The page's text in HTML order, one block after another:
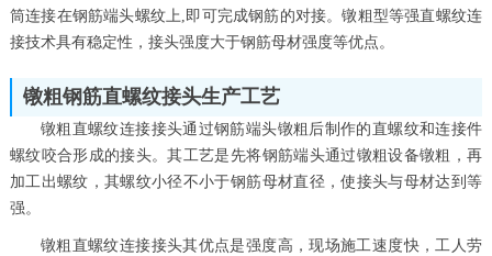
筒连接在钢筋端头螺纹上,即可完成钢筋的对接。镦粗型等强直螺纹连
接技术具有稳定性，接头强度大于钢筋母材强度等优点。
镦粗钢筋直螺纹接头生产工艺
镦粗直螺纹连接接头通过钢筋端头镦粗后制作的直螺纹和连接件
螺纹咬合形成的接头。其工艺是先将钢筋端头通过镦粗设备镦粗，再
加工出螺纹，其螺纹小径不小于钢筋母材直径，使接头与母材达到等
强。
镦粗直螺纹连接接头其优点是强度高，现场施工速度快，工人劳